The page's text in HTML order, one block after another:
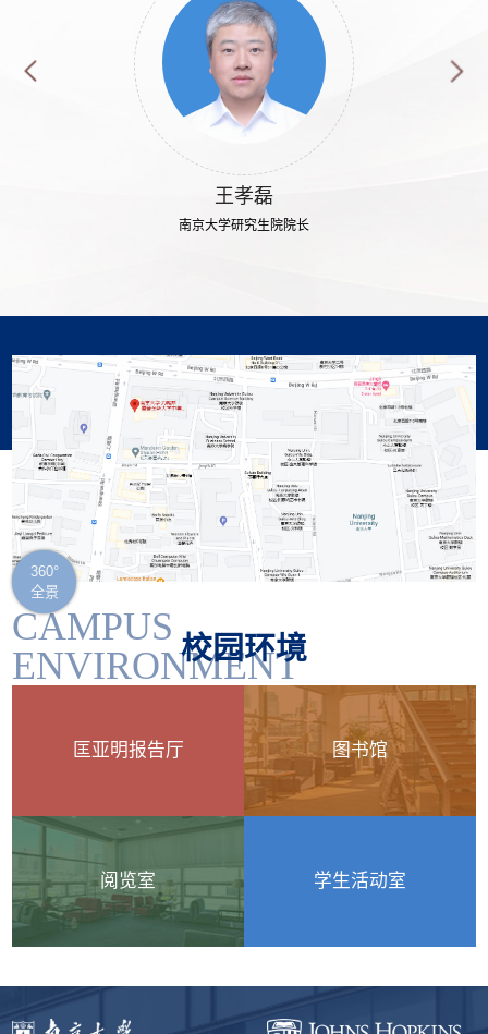
王孝磊
南京大学研究生院院长
CAMPUS
ENVIRONMENT
校园环境
匡亚明报告厅 图书馆
阅览室 学生活动室